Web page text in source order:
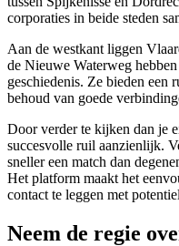
corporaties in beide steden
Aan de westkant liggen
de Nieuwe Waterweg
geschiedenis. Ze bieden een
behoud van goede
Door verder te kijken dan je
succesvolle ruil aanzienlijk.
sneller een match dan
Het platform maakt het
contact te leggen met
Neem de regie